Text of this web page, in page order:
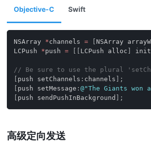
Objective-C Swift
NSArray *channels = NSArray
LCPush *push = LCPush alloc init
// Be sure to use the plural
push setChannels : channels
;
push setMessage : @"The Giants
push sendPushInBackground ;
高级定向发送